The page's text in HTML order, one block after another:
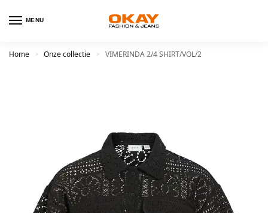
MENU
Home > Onze collectie > VIMERINDA 2/4 SHIRT/VOL/2